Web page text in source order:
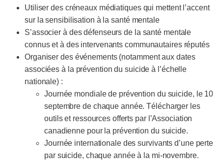
Utiliser des créneaux médiatiques qui mettent l’accent
sur la sensibilisation à la santé mentale
S’associer à des défenseurs de la santé mentale
connus et à des intervenants communautaires réputés
Organiser des événements (notamment aux dates
associées à la prévention du suicide à l’échelle
nationale) :
Journée mondiale de prévention du suicide, le 10
septembre de chaque année. Télécharger les
outils et ressources offerts par l’Association
canadienne pour la prévention du suicide.
Journée internationale des survivants d’une perte
par suicide, chaque année à la mi-novembre.